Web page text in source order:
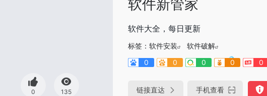
0 135
软件新管家
软件大全，每日更新
标签： 软件安装
软件破解
0
0 0 0 0
链接直达 手机查看